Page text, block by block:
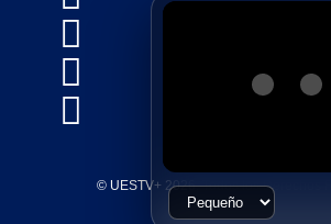



© UESTV+ 2026, Todos los Derechos